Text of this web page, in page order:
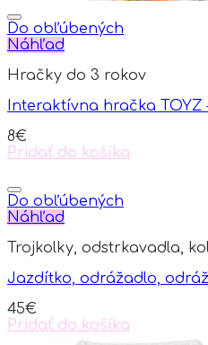
Do obľúbených
Náhľad
Hračky do 3 rokov
Interaktívna hračka TOYZ
8€
Pridať do košíka
Do obľúbených
Náhľad
Trojkolky, odstrkavadla,
Jazdítko, odrážadlo,
45€
Pridať do košíka